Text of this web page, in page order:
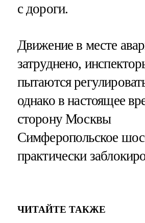
с дороги.
Движение в месте
затруднено,
пытаются
однако в настоящее
сторону Москвы
Симферопольское
практически
ЧИТАЙТЕ ТАКЖЕ